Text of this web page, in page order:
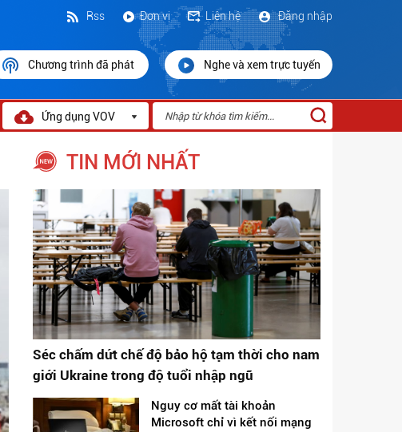
Đăng nhập
Liên hệ
Đơn vị
Rss
Chương trình đã phát Nghe và xem trực tuyến
Ứng dụng VOV
TIN MỚI NHẤT
Séc chấm dứt chế độ bảo hộ tạm thời cho nam
giới Ukraine trong độ tuổi nhập ngũ
Nguy cơ mất tài khoản
Microsoft chỉ vì kết nối mạng